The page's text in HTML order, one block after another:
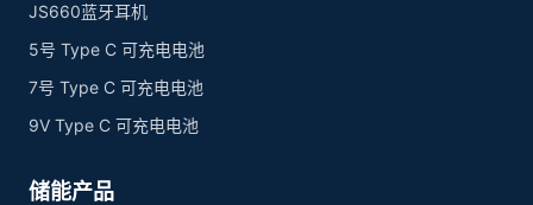
JS660蓝牙耳机
5号 Type C 可充电电池
7号 Type C 可充电电池
9V Type C 可充电电池
储能产品